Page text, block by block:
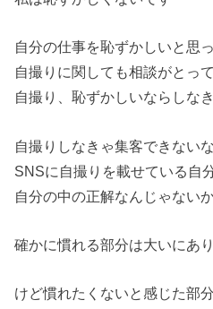
自分の仕事を恥ずかしいと思
自撮りに関しても相談がとっ
自撮り、恥ずかしいならしな
自撮りしなきゃ集客できない
SNSに自撮りを載せている自
自分の中の正解なんじゃない
確かに慣れる部分は大いにあ
けど慣れたくないと感じた部